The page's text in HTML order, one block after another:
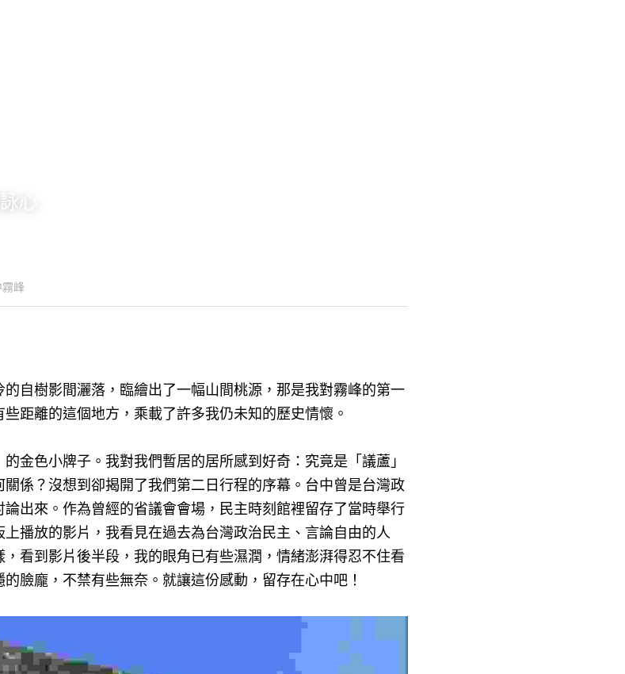
心
峰
自樹影間灑落，臨繪出了一幅山間桃源，那是我對霧峰的第一
距離的這個地方，乘載了許多我仍未知的歷史情懷。
金色小牌子。我對我們暫居的居所感到好奇：究竟是「議蘆」
係？沒想到卻揭開了我們第二日行程的序幕。台中曾是台灣政
出來。作為曾經的省議會會場，民主時刻館裡留存了當時舉行
播放的影片，我看見在過去為台灣政治民主、言論自由的人
看到影片後半段，我的眼角已有些濕潤，情緒澎湃得忍不住看
臉龐，不禁有些無奈。就讓這份感動，留存在心中吧！